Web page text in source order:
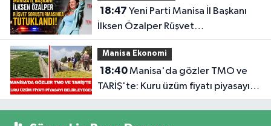
18:47
İlksen Özalper Rüşvet
Soruşturmasında Tutuklandı!
Manisa Ekonomi
18:40Manisa'da gözler TMO ve
TARİŞ'te: Kuru üzüm fiyatı piyasayı
belirleyecek